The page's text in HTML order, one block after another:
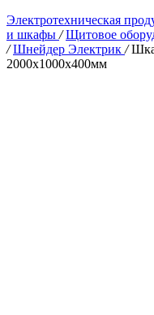
Электротехническая
и шкафы / Щитовое
/ Шнейдер Электрик /
2000х1000х400мм